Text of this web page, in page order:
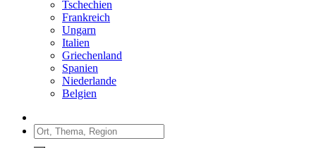
Tschechien
Frankreich
Ungarn
Italien
Griechenland
Spanien
Niederlande
Belgien